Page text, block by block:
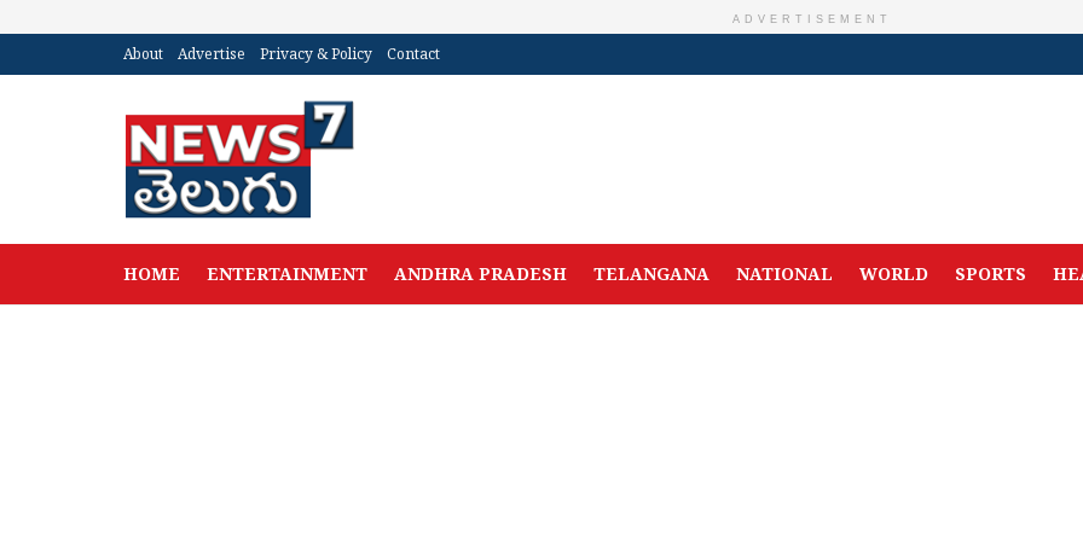
ADVERTISEMENT
About Advertise Privacy & Policy Contact
HOME ENTERTAINMENT ANDHRA PRADESH TELANGANA NATIONAL WORLD SPORTS